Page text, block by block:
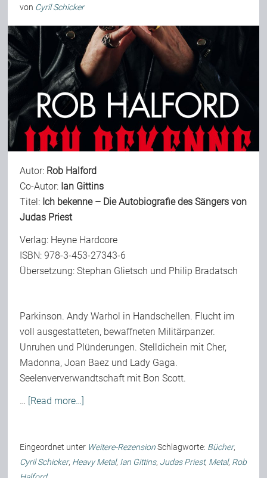
von Cyril Schicker
Autor: Rob Halford
Co-Autor: Ian Gittins
Titel: Ich bekenne – Die Autobiografie des Sängers von
Judas Priest
Verlag: Heyne Hardcore
ISBN: 978-3-453-27343-6
Übersetzung: Stephan Glietsch und Philip Bradatsch
Parkinson. Andy Warhol in Handschellen. Flucht im
voll ausgestatteten, bewaffneten Militärpanzer.
Unruhen und Plünderungen. Stelldichein mit Cher,
Madonna, Joan Baez und Lady Gaga.
Seelenververwandtschaft mit Bon Scott.
… [Read more…]
Eingeordnet unter Weitere-Rezension Schlagworte: Bücher,
Cyril Schicker, Heavy Metal, Ian Gittins, Judas Priest, Metal, Rob